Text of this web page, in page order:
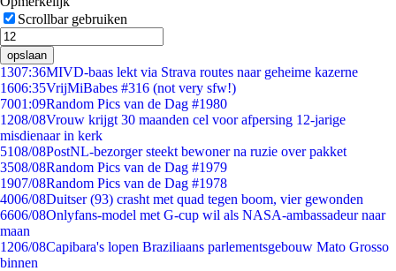
Scrollbar gebruiken
opslaan
1307:36MIVD-baas lekt via Strava routes naar geheime kazerne
1606:35VrijMiBabes #316 (not very sfw!)
7001:09Random Pics van de Dag #1980
1208/08Vrouw krijgt 30 maanden cel voor afpersing 12-jarige
misdienaar in kerk
5108/08PostNL-bezorger steekt bewoner na ruzie over pakket
3508/08Random Pics van de Dag #1979
1907/08Random Pics van de Dag #1978
4006/08Duitser (93) crasht met quad tegen boom, vier gewonden
6606/08Onlyfans-model met G-cup wil als NASA-ambassadeur naar
maan
1206/08Capibara's lopen Braziliaans parlementsgebouw Mato Grosso
binnen